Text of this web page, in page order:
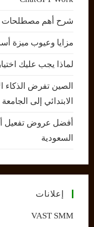
شرح أهم مصطلحات
مزايا وعيوب ميزة
لماذا يجب عليك
الصين تفرض الذكاء
الابتدائي إلى الجامعة
السعودية
إعلانات
VAST SMM